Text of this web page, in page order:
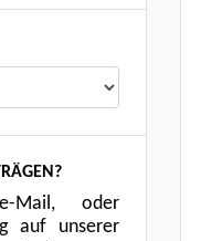
Mail, oder
auf unserer